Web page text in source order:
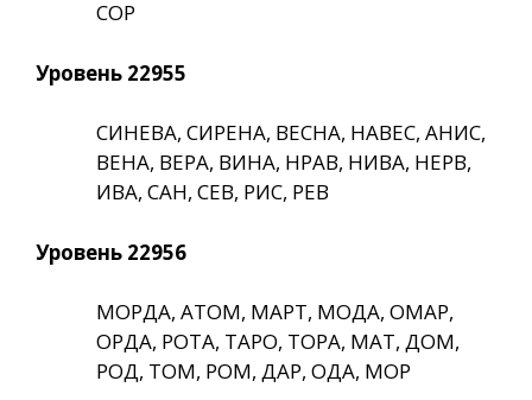
СОР
Уровень 22955
СИНЕВА, СИРЕНА, ВЕСНА, НАВЕС, АНИС,
ВЕНА, ВЕРА, ВИНА, НРАВ, НИВА, НЕРВ,
ИВА, САН, СЕВ, РИС, РЕВ
Уровень 22956
МОРДА, АТОМ, МАРТ, МОДА, ОМАР,
ОРДА, РОТА, ТАРО, ТОРА, МАТ, ДОМ,
РОД, ТОМ, РОМ, ДАР, ОДА, МОР